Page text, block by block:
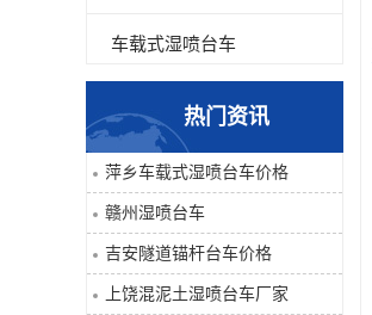
车载式湿喷台车
多臂凿岩台车
单臂凿岩台车系列
大坡度用履带扒渣机≤32度
隧道锚杆台车
热门资讯
萍乡车载式湿喷台车价格
赣州湿喷台车
吉安隧道锚杆台车价格
上饶混泥土湿喷台车厂家